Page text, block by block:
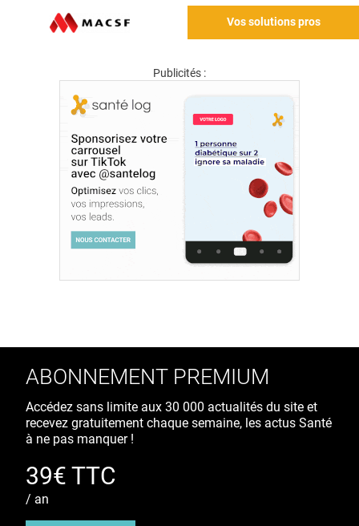
Vos solutions pros
Publicités :
ABONNEMENT PREMIUM
Accédez sans limite aux 30 000 actualités du site et
recevez gratuitement chaque semaine, les actus Santé
à ne pas manquer !
39€ TTC
/ an